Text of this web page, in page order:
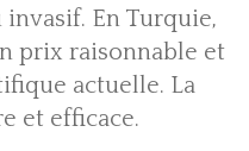
En Turquie,
prix raisonnable et
actuelle. La
et efficace.